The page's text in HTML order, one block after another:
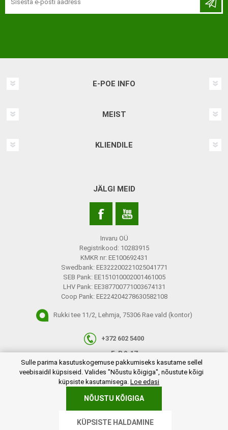
E-POE INFO
MEIST
KLIENDILE
JÄLGI MEID
Invaru OÜ
Registrikood: 10283915
KMKR nr: EE100692431
Swedbank: EE322200221025041771
SEB Pank: EE151010002001461005
LHV Pank: EE387700771003674131
Coop Pank: EE224204278630582108
Rukki tee 11/2, Lehmja, 75306 Rae vald (kontor)
+372 602 5400
E-R 9-17
info@invaru.ee
Powered bynopCommerce
Sulle parima kasutuskogemuse pakkumiseks kasutame sellel
veebisaidil küpsiseid. Valides "Nõustu kõigiga", nõustute kõigi
küpsiste kasutamisega. Loe edasi
NÕUSTU KÕIGIGA
KÜPSISTE HALDAMINE